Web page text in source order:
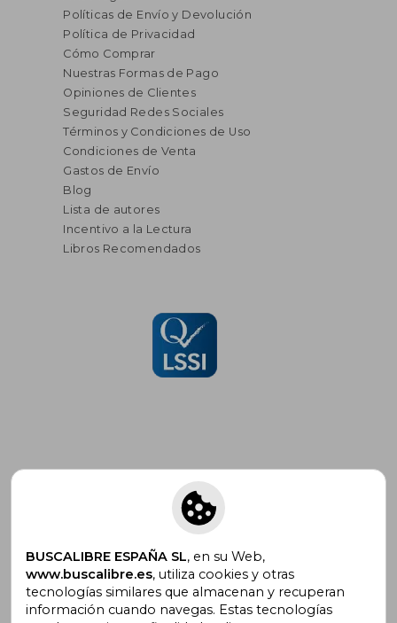
Políticas de Envío y Devolución
Política de Privacidad
Cómo Comprar
Nuestras Formas de Pago
Opiniones de Clientes
Seguridad Redes Sociales
Términos y Condiciones de Uso
Condiciones de Venta
Gastos de Envío
Blog
Lista de autores
Incentivo a la Lectura
Libros Recomendados
Suscríbete para recibir ofertas y
promociones
¿Necesitas ayuda?
BUSCALIBRE ESPAÑA SL, en su Web,
www.buscalibre.es, utiliza cookies y otras
tecnologías similares que almacenan y recuperan
información cuando navegas. Estas tecnologías